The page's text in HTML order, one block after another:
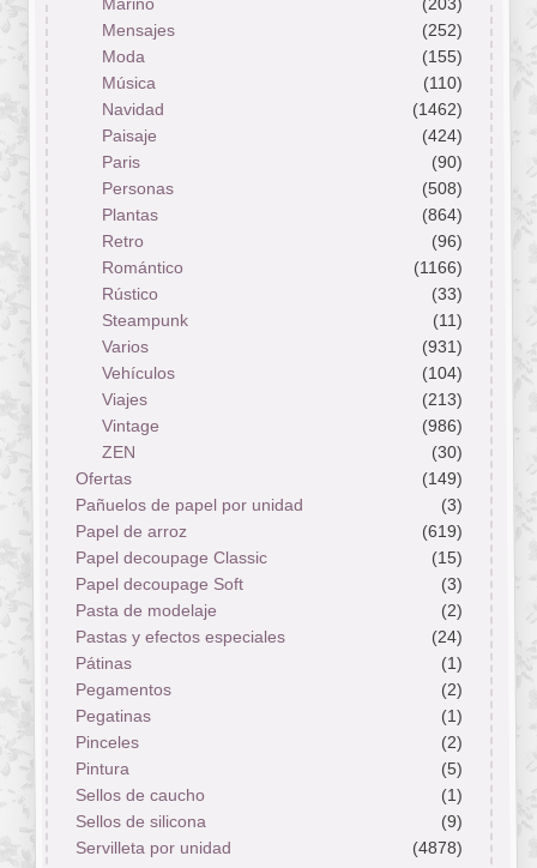
Mensajes
(252)
Moda
(155)
Música
(110)
Navidad
(1462)
Paisaje
(424)
Paris
(90)
Personas
(508)
Plantas
(864)
Retro
(96)
Romántico
(1166)
Rústico
(33)
Steampunk
(11)
Varios
(931)
Vehículos
(104)
Viajes
(213)
Vintage
(986)
ZEN
(30)
Ofertas
(149)
Pañuelos de papel por unidad
(3)
Papel de arroz
(619)
Papel decoupage Classic
(15)
Papel decoupage Soft
(3)
Pasta de modelaje
(2)
Pastas y efectos especiales
(24)
Pátinas
(1)
Pegamentos
(2)
Pegatinas
(1)
Pinceles
(2)
Pintura
(5)
Sellos de caucho
(1)
Sellos de silicona
(9)
Servilleta por unidad
(4878)